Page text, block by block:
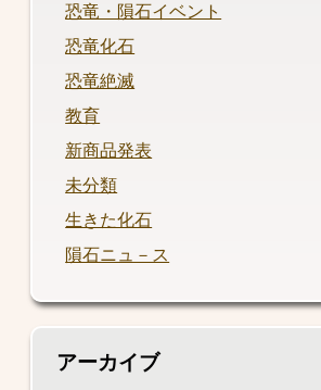
恐竜・隕石イベント
恐竜化石
恐竜絶滅
教育
新商品発表
未分類
生きた化石
隕石ニュ－ス
アーカイブ